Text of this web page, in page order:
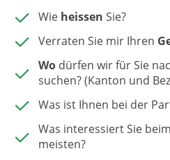
Wie heissen Sie?
Verraten Sie mir Ihren
Wo dürfen wir für Sie
suchen? (Kanton und
Was ist Ihnen bei der
Was interessiert Sie beim
meisten?